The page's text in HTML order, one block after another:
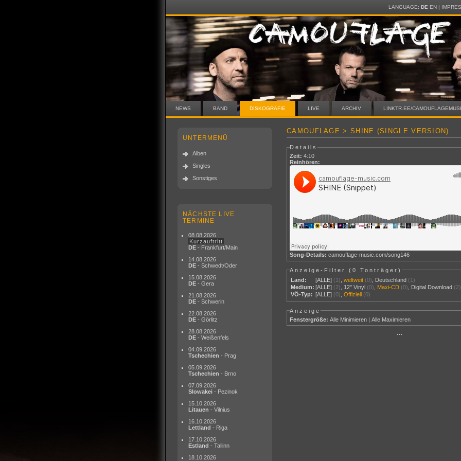
LANGUAGE: DE EN|
NEWS BAND DISKOGRAFIE LIVE ARCHIV LINKTR.EE/
UNTERMENÜ
Alben
Singles
Sonstiges
NÄCHSTE LIVE
TERMINE
08.08.2026
Kurzauftritt
DE - Frankfurt/Main
14.08.2026
DE - Schwedt/Oder
15.08.2026
DE - Gera
21.08.2026
DE - Schwerin
22.08.2026
DE - Görlitz
28.08.2026
DE - Weißenfels
04.09.2026
Tschechien - Prag
05.09.2026
Tschechien - Brno
07.09.2026
Slowakei - Pezinok
15.10.2026
Litauen - Vilnius
16.10.2026
Lettland - Riga
17.10.2026
Estland - Tallinn
18.10.2026
CAMOUFLAGE > SHINE (SINGLE VERSION)
Details
Zeit: 4:10
Reinhören:
Song-Details: camouflage-music.com/song146
Anzeige-Filter (0 Tonträger)
Land:
[ALLE] (1) ,weltweit (0) Deutschland (1)
Medium: [ALLE] (2) 12" Vinyl (0) Maxi-CD (0) Digital Download (2)
VÖ-Typ: [ALLE] (0) ,Offiziell (0)
Anzeige
Fenstergröße: Alle Minimieren |Alle Maximieren
···